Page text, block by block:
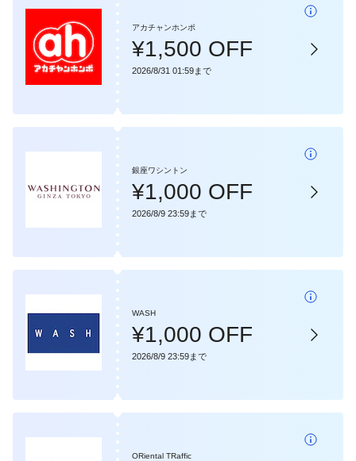
アカチャンホンポ
¥1,500 OFF
2026/8/31 01:59まで
銀座ワシントン
¥1,000 OFF
2026/8/9 23:59まで
WASH
¥1,000 OFF
2026/8/9 23:59まで
ORiental TRaffic